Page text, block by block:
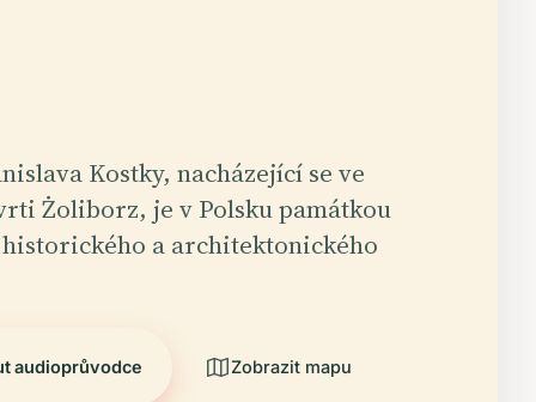
Kostky, nacházející se ve
Żoliborz, je v Polsku památkou
a architektonického
audioprůvodce Zobrazit mapu